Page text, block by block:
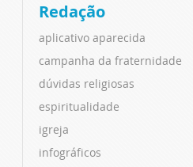
Redação
aplicativo aparecida
campanha da fraternidade
dúvidas religiosas
espiritualidade
igreja
infográficos